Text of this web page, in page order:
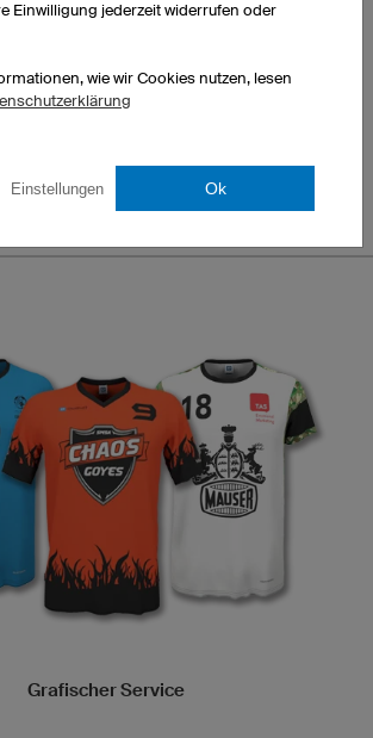
Grafischer Service
Einwilligung jederzeit widerrufen oder
wie wir Cookies nutzen, lesen
Einstellungen Ok